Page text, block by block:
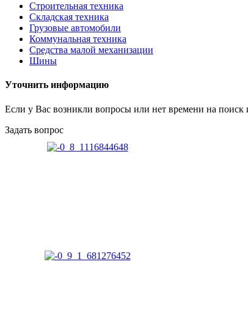
Строительная техника
Складская техника
Грузовые автомобили
Коммунальная техника
Средства малой механизации
Шины
Уточнить информацию
Если у Вас возникли вопросы или нет времени на
Задать вопрос